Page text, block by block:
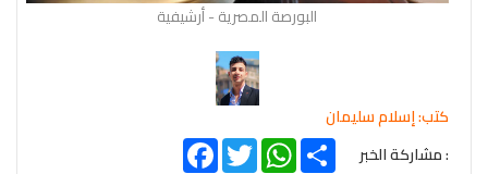
البورصة المصرية - أرشيفية
كتب: إسلام سليمان
: مشاركة الخبر
FacebookTwitter
WhatsAppShare